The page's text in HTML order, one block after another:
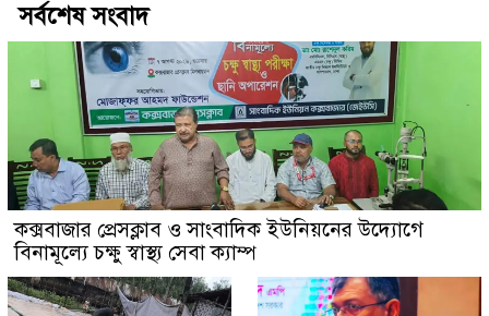
সর্বশেষ সংবাদ
কক্সবাজার প্রেসক্লাব ও সাংবাদিক ইউনিয়নের উদ্যোগে
বিনামূল্যে চক্ষু স্বাস্থ্য সেবা ক্যাম্প